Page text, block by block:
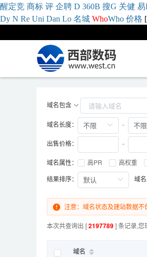
醒定竞 商标 评 企聘 D 360B 搜G 关健 易
Dy N Re Uni Dan Lo 名城 WhoWho 价格 [